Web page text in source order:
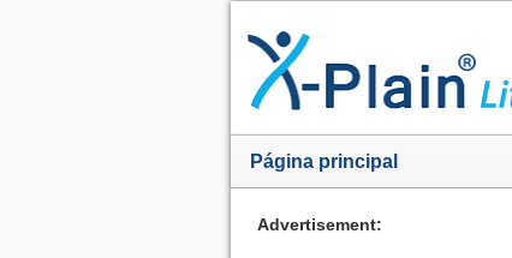
Página principal
Advertisement: